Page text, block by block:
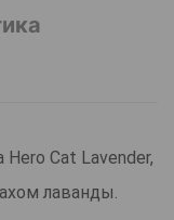
Cat Lavender,
лаванды.